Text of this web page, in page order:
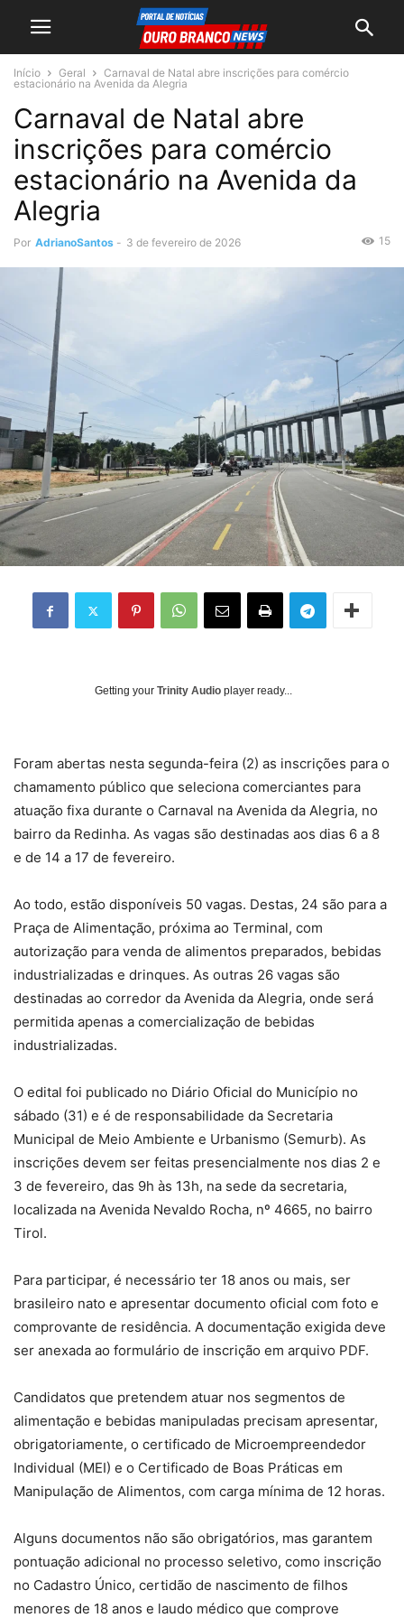
Início Geral
Carnaval de Natal abre inscrições para comércio
estacionário na Avenida da Alegria
Carnaval de Natal abre
inscrições para comércio
estacionário na Avenida da
Alegria
Por AdrianoSantos - 3 de fevereiro de 2026 15
Getting your Trinity Audio player ready...
Foram abertas nesta segunda-feira (2) as inscrições para o
chamamento público que seleciona comerciantes para
atuação fixa durante o Carnaval na Avenida da Alegria, no
bairro da Redinha. As vagas são destinadas aos dias 6 a 8
e de 14 a 17 de fevereiro.
Ao todo, estão disponíveis 50 vagas. Destas, 24 são para a
Praça de Alimentação, próxima ao Terminal, com
autorização para venda de alimentos preparados, bebidas
industrializadas e drinques. As outras 26 vagas são
destinadas ao corredor da Avenida da Alegria, onde será
permitida apenas a comercialização de bebidas
industrializadas.
O edital foi publicado no Diário Oficial do Município no
sábado (31) e é de responsabilidade da Secretaria
Municipal de Meio Ambiente e Urbanismo (Semurb). As
inscrições devem ser feitas presencialmente nos dias 2 e
3 de fevereiro, das 9h às 13h, na sede da secretaria,
localizada na Avenida Nevaldo Rocha, nº 4665, no bairro
Tirol.
Para participar, é necessário ter 18 anos ou mais, ser
brasileiro nato e apresentar documento oficial com foto e
comprovante de residência. A documentação exigida deve
ser anexada ao formulário de inscrição em arquivo PDF.
Candidatos que pretendem atuar nos segmentos de
alimentação e bebidas manipuladas precisam apresentar,
obrigatoriamente, o certificado de Microempreendedor
Individual (MEI) e o Certificado de Boas Práticas em
Manipulação de Alimentos, com carga mínima de 12 horas.
Alguns documentos não são obrigatórios, mas garantem
pontuação adicional no processo seletivo, como inscrição
no Cadastro Único, certidão de nascimento de filhos
menores de 18 anos e laudo médico que comprove